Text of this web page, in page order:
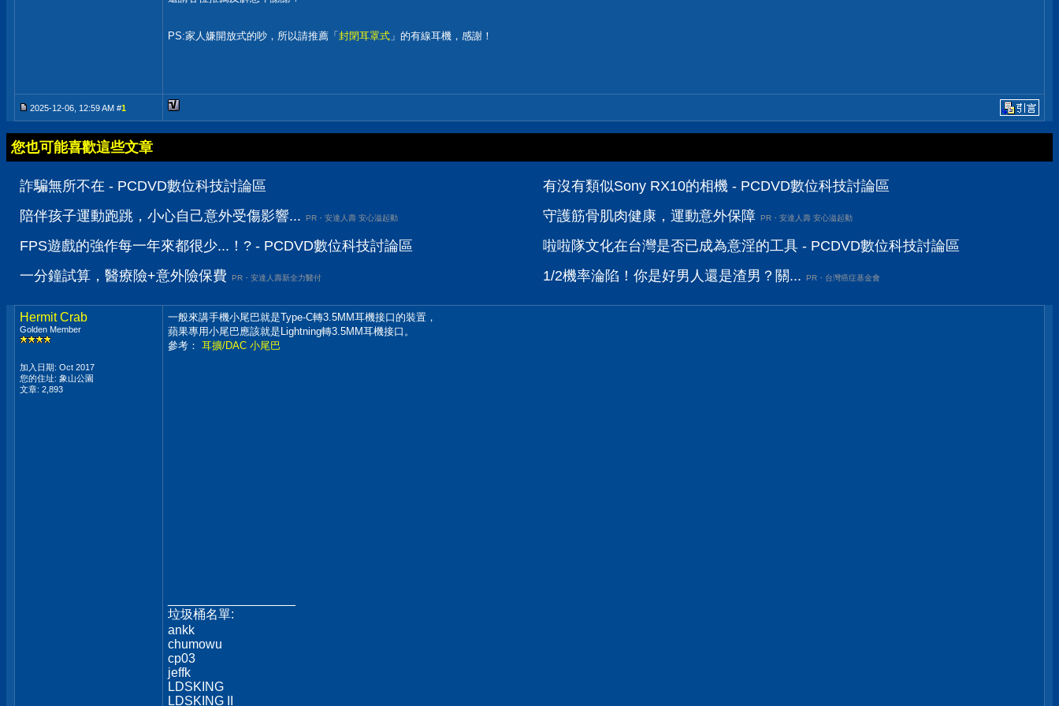
PS:家人嫌開放式的吵，所以請推薦「 封閉耳罩式 」的有線耳機，感謝！
2025-12-06, 12:59 AM #1
您也可能喜歡這些文章
詐騙無所不在 - PCDVD數位科技討論區
陪伴孩子運動跑跳，小心自己意外受傷影響...
PR・安達人壽 安心溢起動
FPS遊戲的強作每一年來都很少...！? - PCDVD數位科技討論區
一分鐘試算，醫療險+意外險保費
PR・安達人壽新全力醫付
有沒有類似Sony RX10的相機 - PCDVD數位科技討論區
守護筋骨肌肉健康，運動意外保障 PR・安達人壽 安心溢起動
啦啦隊文化在台灣是否已成為意淫的工具 - PCDVD數位科技討論區
1/2機率淪陷！你是好男人還是渣男？關...
PR・台灣癌症基金會
Hermit Crab
Golden Member
加入日期: Oct 2017
您的住址: 象山公園
文章: 2,893
一般來講手機小尾巴就是Type-C轉3.5MM耳機接口的裝置，
蘋果專用小尾巴應該就是Lightning轉3.5MM耳機接口。
參考： 耳擴/DAC 小尾巴
垃圾桶名單:
ankk
chumowu
cp03
jeffk
LDSKING
LDSKING II